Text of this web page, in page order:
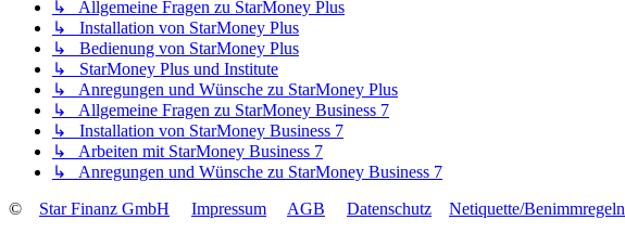
↳ Allgemeine Fragen zu StarMoney Plus
↳ Installation von StarMoney Plus
↳ Bedienung von StarMoney Plus
↳ StarMoney Plus und Institute
↳ Anregungen und Wünsche zu StarMoney Plus
↳ Allgemeine Fragen zu StarMoney Business 7
↳ Installation von StarMoney Business 7
↳ Arbeiten mit StarMoney Business 7
↳ Anregungen und Wünsche zu StarMoney Business 7
©
Star Finanz GmbH Impressum AGB Datenschutz
Netiquette/Benimmregeln